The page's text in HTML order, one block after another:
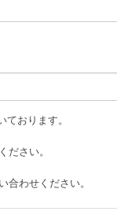
おります。
ださい。
わせください。